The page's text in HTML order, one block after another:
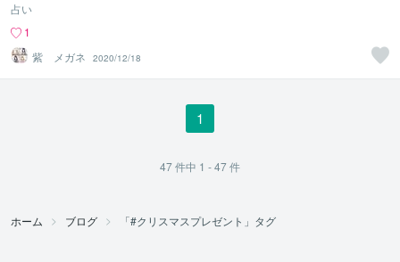
占い
1
紫 メガネ
2020/12/18
1
47件中 1 - 47件
ホーム ブログ 「#クリスマスプレゼント」タグ